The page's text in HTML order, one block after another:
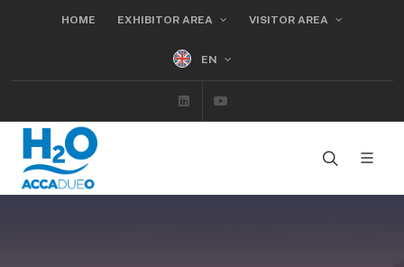
HOME EXHIBITOR AREA VISITOR AREA
EN
Linkedin